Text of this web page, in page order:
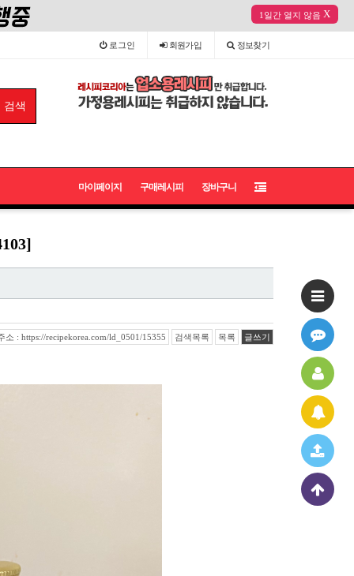
1일간 열지 않음 X
로그인 회원가입 정보찾기
마이페이지 구매레시피 장바구니
소 : https://recipekorea.com/ld_0501/15355 검색목록 목록 글쓰기